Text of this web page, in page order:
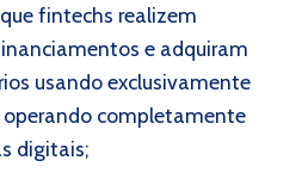
fintechs realizem
e adquiram
usando exclusivamente
completamente
digitais;